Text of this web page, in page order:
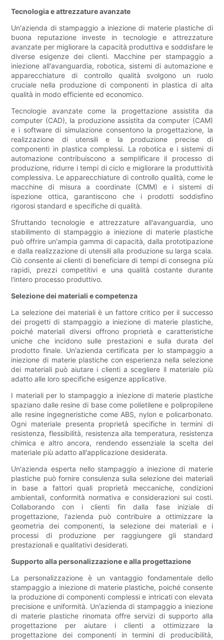
Tecnologia e attrezzature avanzate
Un'azienda di stampaggio a iniezione di materie plastiche di
buona reputazione investe in tecnologie e attrezzature
avanzate per migliorare la capacità produttiva e soddisfare le
diverse esigenze dei clienti. Macchine per stampaggio a
iniezione all'avanguardia, robotica, sistemi di automazione e
apparecchiature di controllo qualità svolgono un ruolo
cruciale nella produzione di componenti in plastica di alta
qualità in modo efficiente ed economico.
Tecnologie avanzate come la progettazione assistita da
computer (CAD), la produzione assistita da computer (CAM)
e i software di simulazione consentono la progettazione, la
realizzazione di utensili e la produzione precise di
componenti in plastica complessi. La robotica e i sistemi di
automazione contribuiscono a semplificare il processo di
produzione, ridurre i tempi di ciclo e migliorare la produttività
complessiva. Le apparecchiature di controllo qualità, come le
macchine di misura a coordinate (CMM) e i sistemi di
ispezione ottica, garantiscono che i prodotti soddisfino
rigorosi standard e specifiche di qualità.
Sfruttando tecnologie e attrezzature all'avanguardia, uno
stabilimento di stampaggio a iniezione di materie plastiche
può offrire un'ampia gamma di capacità, dalla prototipazione
e dalla realizzazione di utensili alla produzione su larga scala.
Ciò consente ai clienti di beneficiare di tempi di consegna più
rapidi, prezzi competitivi e una qualità costante durante
l'intero processo produttivo.
Selezione dei materiali e competenza
La selezione dei materiali è un fattore critico per il successo
dei progetti di stampaggio a iniezione di materie plastiche,
poiché materiali diversi offrono proprietà e caratteristiche
uniche che incidono sulle prestazioni e sulla durata del
prodotto finale. Un'azienda certificata per lo stampaggio a
iniezione di materie plastiche con esperienza nella selezione
dei materiali può aiutare i clienti a scegliere il materiale più
adatto alle loro specifiche esigenze applicative.
I materiali per lo stampaggio a iniezione di materie plastiche
spaziano dalle resine di base come polietilene e polipropilene
alle resine ingegneristiche come ABS, nylon e policarbonato.
Ogni materiale presenta proprietà specifiche in termini di
resistenza, flessibilità, resistenza alla temperatura, resistenza
chimica e altro ancora, rendendo essenziale la scelta del
materiale più adatto all'applicazione desiderata.
Un'azienda esperta nello stampaggio a iniezione di materie
plastiche può fornire consulenza sulla selezione dei materiali
in base a fattori quali proprietà meccaniche, condizioni
ambientali, conformità normativa e considerazioni sui costi.
Collaborando con i clienti fin dalla fase iniziale di
progettazione, l'azienda può contribuire a ottimizzare la
geometria dei componenti, la selezione dei materiali e i
processi di produzione per raggiungere gli standard
prestazionali e qualitativi desiderati.
Supporto alla personalizzazione e alla progettazione
La personalizzazione è un vantaggio fondamentale dello
stampaggio a iniezione di materie plastiche, poiché consente
la produzione di componenti complessi e intricati con elevata
precisione e uniformità. Un'azienda di stampaggio a iniezione
di materie plastiche rinomata offre servizi di supporto alla
progettazione per aiutare i clienti a ottimizzare la
progettazione dei componenti in termini di producibilità,